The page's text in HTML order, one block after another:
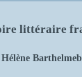
littéraire
Hélène